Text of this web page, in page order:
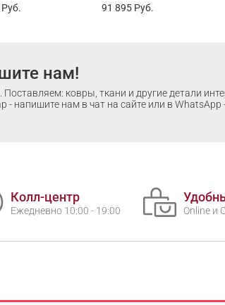
Руб. 91 895 Руб.
нам!
ковры, ткани и другие детали
напишите нам в чат на сайте или в
Колл-центр
Ежедневно 10:00 - 19:00 Online и